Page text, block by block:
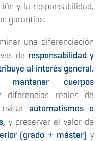
y la responsabilidad,
garantías.
una diferenciación
de responsabilidad y
al interés general.
mantener cuerpos
diferencias reales de
automatismos o
y preservar el valor de
(grado + máster)y